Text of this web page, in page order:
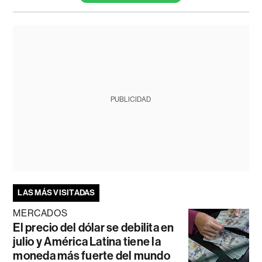
PUBLICIDAD
LAS MÁS VISITADAS
MERCADOS
El precio del dólar se debilita en
julio y América Latina tiene la
moneda más fuerte del mundo